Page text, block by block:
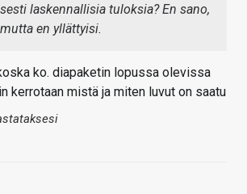
laskennallisia tuloksia? En sano,
en yllättyisi.
ko. diapaketin lopussa olevissa
kerrotaan mistä ja miten luvut on saatu